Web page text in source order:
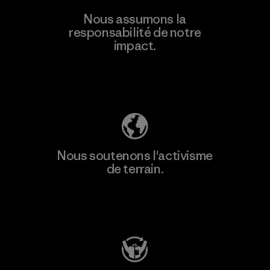
plusNous assumons la
responsabilité de notre
impact.
Nous soutenons l'activisme
de terrain.